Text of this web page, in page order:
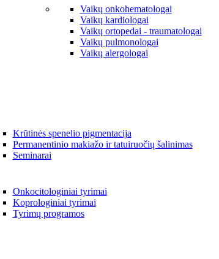
Vaikų onkohematologai
Vaikų kardiologai
Vaikų ortopedai - traumatologai
Vaikų pulmonologai
Vaikų alergologai
Krūtinės spenelio pigmentacija
Permanentinio makiažo ir tatuiruočių šalinimas
Seminarai
Onkocitologiniai tyrimai
Koprologiniai tyrimai
Tyrimų programos